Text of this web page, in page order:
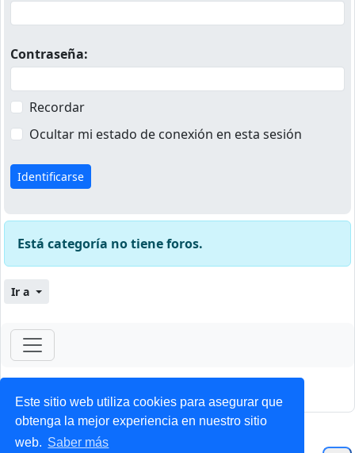
Este sitio web utiliza cookies para asegurar que
obtenga la mejor experiencia en nuestro sitio
web. Saber más
Contraseña:
Recordar
Ocultar mi estado de conexión en esta sesión
Está categoría no tiene foros.
Ir a
ForoClub 2025
Privacidad| Condiciones